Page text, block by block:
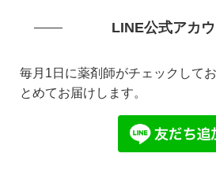
LINE公式アカ
毎月1日に薬剤師がチェックして
とめてお届けします。